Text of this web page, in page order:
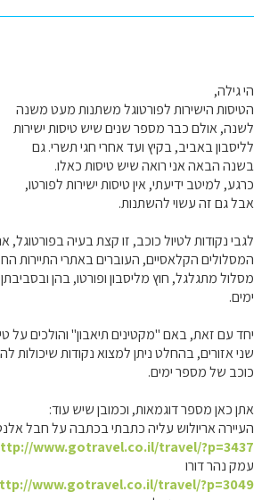
הי גילה,
הטיסות הישירות לפורטוגל משתנות מעט משנה
לשנה, אולם כבר מספר שנים שיש טיסות ישירות
לליסבון באביב, בקיץ ועד אחרי חגי תשרי. גם
בשנה הבאה אני רואה שיש טיסות כאלו.
כרגע, למיטב ידיעתי, אין טיסות ישירות לפורטו,
אבל גם זה עשוי להשתנות.
לגבי נקודות לטיול כוכב, זו קצת בעיה
המסלולים הקלאסיים, העוברים באתרי התיירות
מסלול מתגלגל, חוץ מליסבון ופורטו, בהן
ימים.
יחד עם זאת, באם "מקטינים תיאבון" והולכים על
שני אזורים, בהחלט ניתן למצוא נקודות שיכולות
כוכב של מספר ימים.
אתן כאן מספר דוגמאות, וכמובן שיש עוד:
העיירה אריולוש עליה כתבתי בכתבה על חבל
www.gotravel.co.il/travel/?p=3437
עמק נהר דורו
www.gotravel.co.il/travel/?p=3049